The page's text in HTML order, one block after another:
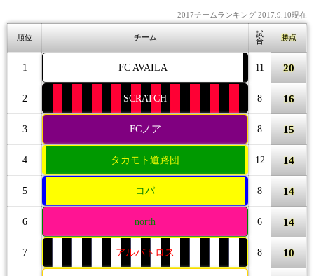
2017チームランキング 2017.9.10現在
順位 チーム
試
合
勝点
1 FC AVAILA 11 20
2 SCRATCH 8 16
3 FCノア 8 15
4 タカモト道路団 12 14
5 コパ 8 14
6 north 6 14
7 アルバトロス 8 10